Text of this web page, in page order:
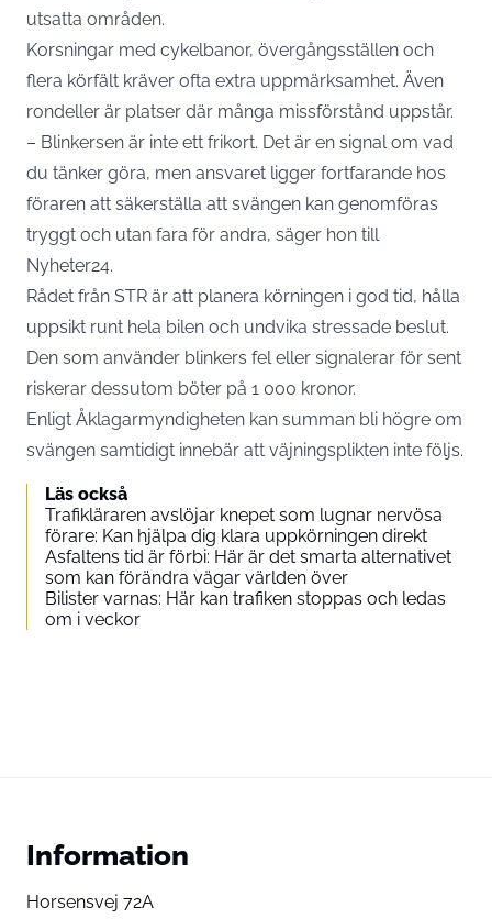
utsatta områden.
Korsningar med cykelbanor, övergångsställen och
flera körfält kräver ofta extra uppmärksamhet. Även
rondeller är platser där många missförstånd uppstår.
– Blinkersen är inte ett frikort. Det är en signal om vad
du tänker göra, men ansvaret ligger fortfarande hos
föraren att säkerställa att svängen kan genomföras
tryggt och utan fara för andra, säger hon till
Nyheter24.
Rådet från STR är att planera körningen i god tid, hålla
uppsikt runt hela bilen och undvika stressade beslut.
Den som använder blinkers fel eller signalerar för sent
riskerar dessutom böter på 1 000 kronor.
Enligt Åklagarmyndigheten kan summan bli högre om
svängen samtidigt innebär att väjningsplikten inte följs.
Läs också
Trafikläraren avslöjar knepet som lugnar nervösa
förare: Kan hjälpa dig klara uppkörningen direkt
Asfaltens tid är förbi: Här är det smarta alternativet
som kan förändra vägar världen över
Bilister varnas: Här kan trafiken stoppas och ledas
om i veckor
Information
Horsensvej 72A